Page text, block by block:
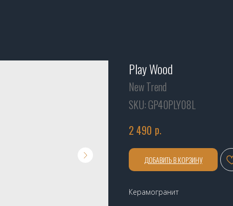
Play Wood
New Trend
SKU:GP40PLY08L
2 490 р.
ДОБАВИТЬ В КОРЗИНУ
Керамогранит